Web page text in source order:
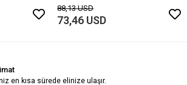
88,13 USD
73,46 USD
en kısa sürede elinize ulaşır.